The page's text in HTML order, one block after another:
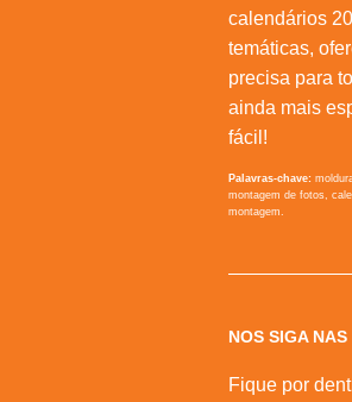
calendários
temáticas,
precisa para
ainda mais
fácil!
Palavras-chave:
montagem de fotos,
montagem.
NOS SIGA
Fique por